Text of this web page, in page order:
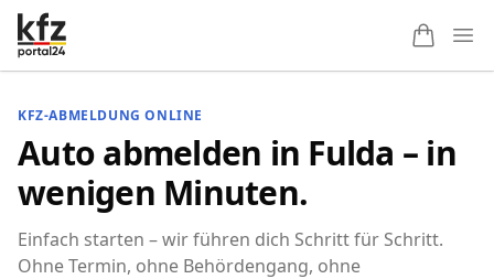
KFZ-ABMELDUNG ONLINE
Auto abmelden in Fulda – in
wenigen Minuten.
Einfach starten – wir führen dich Schritt für Schritt.
Ohne Termin, ohne Behördengang, ohne